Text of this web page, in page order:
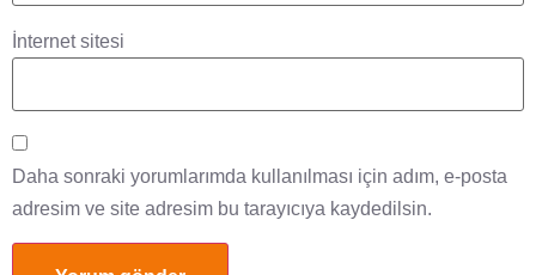
İnternet sitesi
Daha sonraki yorumlarımda kullanılması için adım, e-posta
adresim ve site adresim bu tarayıcıya kaydedilsin.